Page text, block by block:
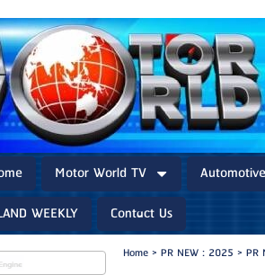
Motor World TV
WEEKLY
Contact Us
Home> PR NEW : 2025 > PR